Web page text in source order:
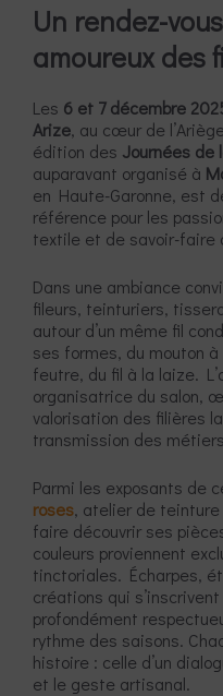
Un rendez-
amoureux des
Les 6 et 7 décembre
Arize, au cœur de
édition des Journées de
auparavant organisé à
en Haute-Garonne, est
référence pour les
textile et de savoir-faire
Dans une ambiance
fileurs, teinturiers,
autour d’un même fil
ses formes, du mouton
feutre, du fil à la laize.
organisatrice du salon,
valorisation des filières
transmission des
Parmi les exposants de
roses, atelier de
faire découvrir ses
couleurs proviennent
tinctoriales. Écharpes,
créations qui
profondément
rythme des saisons.
histoire : celle d’un
et le geste artisanal.